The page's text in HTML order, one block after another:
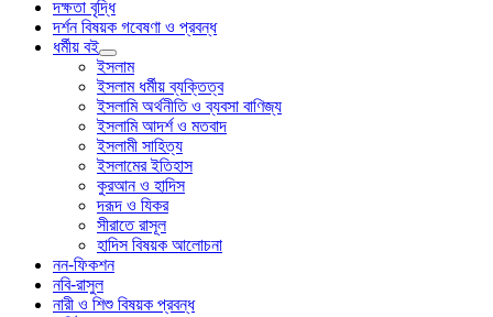
দক্ষতা বৃদ্ধি
দর্শন বিষয়ক গবেষণা ও প্রবন্ধ
ধর্মীয় বই
ইসলাম
ইসলাম ধর্মীয় ব্যক্তিত্ব
ইসলামি অর্থনীতি ও ব্যবসা বাণিজ্য
ইসলামি আদর্শ ও মতবাদ
ইসলামী সাহিত্য
ইসলামের ইতিহাস
কুরআন ও হাদিস
দরূদ ও যিকর
সীরাতে রাসূল
হাদিস বিষয়ক আলোচনা
নন-ফিকশন
নবি-রাসুল
নারী ও শিশু বিষয়ক প্রবন্ধ